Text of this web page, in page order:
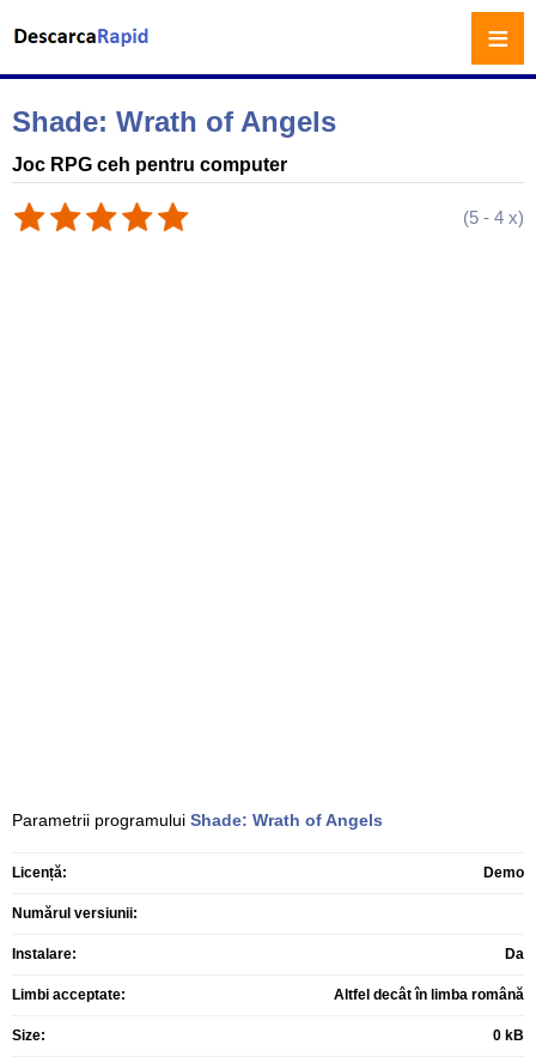
Shade: Wrath of Angels
Joc RPG ceh pentru computer
(5 - 4 x)
Parametrii programului Shade: Wrath of Angels
Licență: Demo
Numărul versiunii:
Instalare: Da
Limbi acceptate: Altfel decât în limba română
Size: 0 kB
≡